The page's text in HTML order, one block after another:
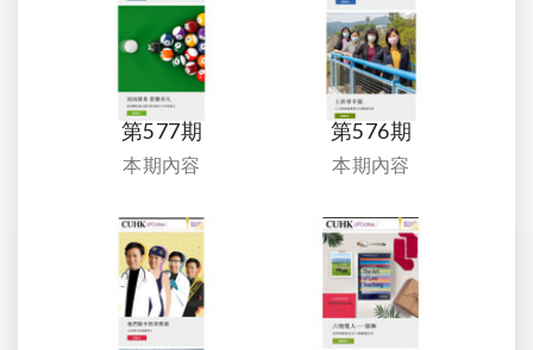
第577期
本期內容
第576期
本期內容